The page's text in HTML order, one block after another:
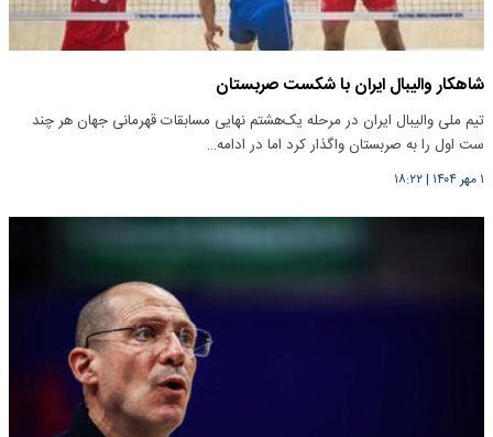
شاهکار والیبال ایران با شکست صربستان
تیم ملی والیبال ایران در مرحله یک‌هشتم نهایی مسابقات قهرمانی جهان هر چند
ست اول را به صربستان واگذار کرد اما در ادامه…
۱ مهر ۱۴۰۴ |۱۸:۲۲